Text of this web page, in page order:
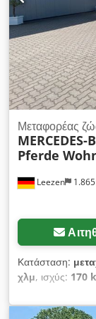
Leezen
Μεταφορέας
MERCEDES-
Pferde
Κατάσταση:
χλμ, ισχύς: 170
διάταξη αξόνων: